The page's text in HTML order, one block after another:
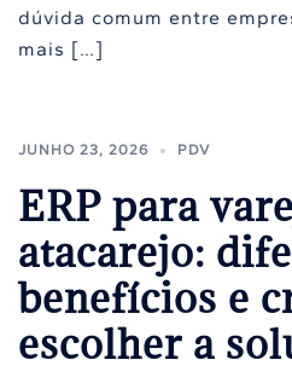
dúvida comum entre
mais […]
JUNHO 23, 2026 PDV
ERP para
atacarejo:
benefícios e
escolher a